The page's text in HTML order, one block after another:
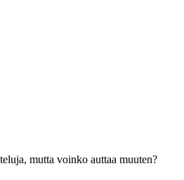
mutta voinko auttaa muuten?